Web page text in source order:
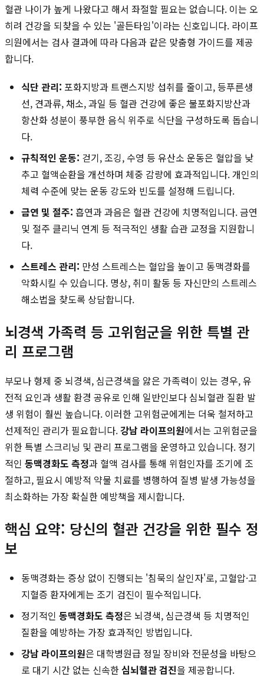
혈관 나이가 높게 나왔다고 해서 좌절할 필요는 없습니다. 이는 오
히려 건강을 되찾을 수 있는 '골든타임'이라는 신호입니다. 라이프
의원에서는 검사 결과에 따라 다음과 같은 맞춤형 가이드를 제공
합니다.
식단 관리: 포화지방과 트랜스지방 섭취를 줄이고, 등푸른생
선, 견과류, 채소, 과일 등 혈관 건강에 좋은 불포화지방산과
항산화 성분이 풍부한 음식 위주로 식단을 구성하도록 돕습니
다.
규칙적인 운동: 걷기, 조깅, 수영 등 유산소 운동은 혈압을 낮
추고 혈액순환을 개선하며 체중 감량에 효과적입니다. 개인의
체력 수준에 맞는 운동 강도와 빈도를 설정해 드립니다.
금연 및 절주: 흡연과 과음은 혈관 건강에 치명적입니다. 금연
및 절주 클리닉 연계 등 적극적인 생활 습관 교정을 지원합니
다.
스트레스 관리: 만성 스트레스는 혈압을 높이고 동맥경화를
악화시킬 수 있습니다. 명상, 취미 활동 등 자신만의 스트레스
해소법을 찾도록 상담합니다.
뇌경색 가족력 등 고위험군을 위한 특별 관
리 프로그램
부모나 형제 중 뇌경색, 심근경색을 앓은 가족력이 있는 경우, 유
전적 요인과 생활 환경 공유로 인해 일반인보다 심뇌혈관 질환 발
생 위험이 훨씬 높습니다. 이러한 고위험군에게는 더욱 철저하고
선제적인 관리가 필요합니다.강남 라이프의원에서는 고위험군을
위한 특별 스크리닝 및 관리 프로그램을 운영하고 있습니다. 정기
적인 동맥경화도 측정과 혈액 검사를 통해 위험인자를 조기에 조
절하고, 필요시 예방적 약물 치료를 병행하여 질병 발생 가능성을
최소화하는 가장 확실한 예방책을 제시합니다.
핵심 요약: 당신의 혈관 건강을 위한 필수 정
보
동맥경화는 증상 없이 진행되는 '침묵의 살인자'로, 고혈압·고
지혈증 환자에게는 조기 검진이 필수적입니다.
정기적인 동맥경화도 측정은 뇌경색, 심근경색 등 치명적인
질환을 예방하는 가장 효과적인 방법입니다.
강남 라이프의원은 대학병원급 정밀 장비와 전문성을 바탕으
로 대기 시간 없는 신속한심뇌혈관 검진을 제공합니다.